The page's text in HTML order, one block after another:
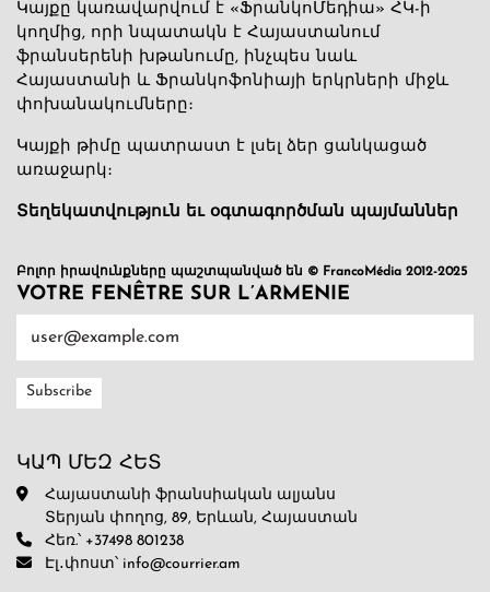
Կայքը կառավարվում է «ՖրանկոՄեդիա» ՀԿ-ի
կողմից, որի նպատակն է Հայաստանում
ֆրանսերենի խթանումը, ինչպես նաև
Հայաստանի և Ֆրանկոֆոնիայի երկրների միջև
փոխանակումները։
Կայքի թիմը պատրաստ է լսել ձեր ցանկացած
առաջարկ։
Տեղեկատվություն եւ օգտագործման պայմաններ
Բոլոր իրավունքները պաշտպանված են © FrancoMédia 2012-2025
VOTRE FENÊTRE SUR L’ARMENIE
ԿԱՊ ՄԵԶ ՀԵՏ
Հայաստանի ֆրանսիական ալյանս
Տերյան փողոց, 89, Երևան, Հայաստան
Հեռ.՝ +37498 801238
Էլ․փոստ՝ info@courrier.am